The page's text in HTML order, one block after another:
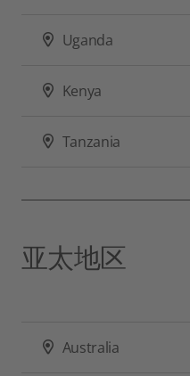
Uganda
Kenya
Tanzania
亚太地区
Australia